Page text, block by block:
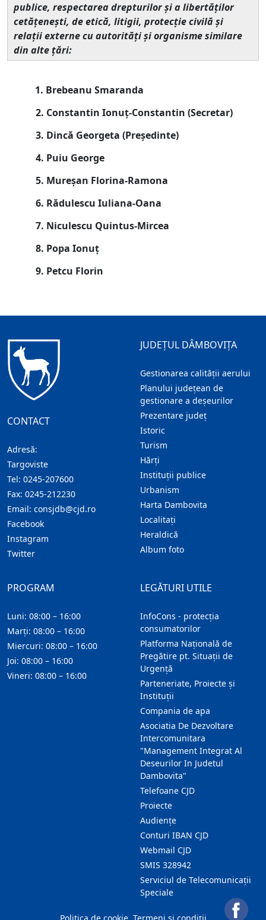
publice, respectarea drepturilor şi a libertăţilor
cetăţeneşti, de etică, litigii, protecţie civilă şi
relaţii externe cu autorităţi şi organisme similare
din alte ţări:
1. Brebeanu Smaranda
2. Constantin Ionuț-Constantin (Secretar)
3. Dincă Georgeta (Președinte)
4. Puiu George
5. Mureșan Florina-Ramona
6. Rădulescu Iuliana-Oana
7. Niculescu Quintus-Mircea
8. Popa Ionuț
9. Petcu Florin
CONTACT
Adresă:
Targoviste
Tel: 0245-207600
Fax: 0245-212230
Email: consjdb@cjd.ro
Facebook
Instagram
Twitter
JUDEȚUL DÂMBOVIȚA
Gestionarea calității aerului
Planului județean de
gestionare a deșeurilor
Prezentare judeţ
Istoric
Turism
Hărţi
Instituţii publice
Urbanism
Harta Dambovita
Localitaţi
Heraldică
Album foto
LEGĂTURI UTILE
InfoCons - protecția
consumatorilor
Platforma Națională de
Pregătire pt. Situații de
Urgență
Parteneriate, Proiecte și
Instituții
Compania de apa
Asociatia De Dezvoltare
Intercomunitara
"Management Integrat Al
Deseurilor In Judetul
Dambovita"
Telefoane CJD
Proiecte
Audienţe
Conturi IBAN CJD
Webmail CJD
SMIS 328942
Serviciul de Telecomunicații
Speciale
PROGRAM
Luni: 08:00 – 16:00
Marți: 08:00 – 16:00
Miercuri: 08:00 – 16:00
Joi: 08:00 – 16:00
Vineri: 08:00 – 16:00